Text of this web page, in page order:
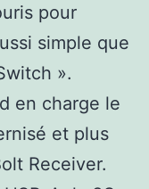
pour
simple que
».
en charge le
et plus
Receiver.